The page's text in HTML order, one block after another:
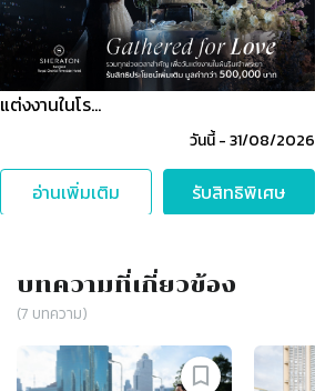
แต่งงานในโร…
วันนี้-31/08/2026
อ่านเพิ่มเติม รับสิทธิพิเศษ
บทความที่เกี่ยวข้อง
(7 บทความ)